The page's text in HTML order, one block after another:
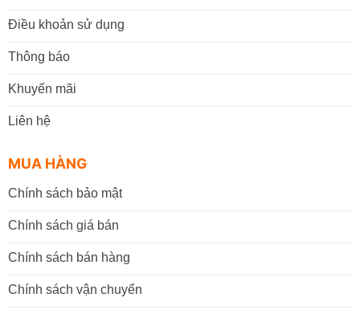
Điều khoản sử dụng
Thông báo
Khuyến mãi
Liên hệ
MUA HÀNG
Chính sách bảo mật
Chính sách giá bán
Chính sách bán hàng
Chính sách vận chuyển